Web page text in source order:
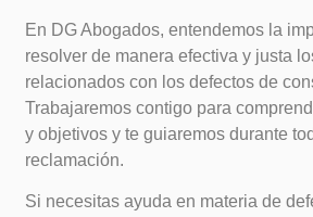
En DG Abogados, entendemos la
resolver de manera efectiva y justa
relacionados con los defectos de
Trabajaremos contigo para
y objetivos y te guiaremos durante
reclamación.
Si necesitas ayuda en materia de